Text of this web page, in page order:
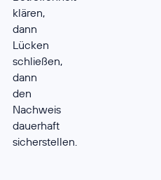
klären,
dann
Lücken
schließen,
dann
den
Nachweis
dauerhaft
sicherstellen.